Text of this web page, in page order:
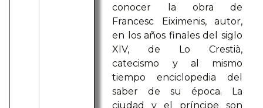
conocer la obra de
Francesc Eiximenis, autor,
en los años finales del siglo
XIV, de Lo Crestià,
catecismo y al mismo
tiempo enciclopedia del
saber de su época. La
ciudad y el príncipe son